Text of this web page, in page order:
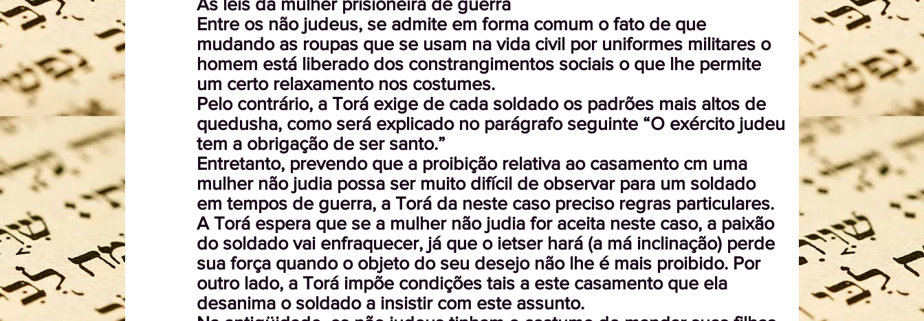
Entre os não judeus, se admite em forma comum o fato de que
mudando as roupas que se usam na vida civil por uniformes militares o
homem está liberado dos constrangimentos sociais o que lhe permite
um certo relaxamento nos costumes.
Pelo contrário, a Torá exige de cada soldado os padrões mais altos de
quedusha, como será explicado no parágrafo seguinte “O exército judeu
tem a obrigação de ser santo.”
Entretanto, prevendo que a proibição relativa ao casamento cm uma
mulher não judia possa ser muito difícil de observar para um soldado
em tempos de guerra, a Torá da neste caso preciso regras particulares.
A Torá espera que se a mulher não judia for aceita neste caso, a paixão
do soldado vai enfraquecer, já que o ietser hará (a má inclinação) perde
sua força quando o objeto do seu desejo não lhe é mais proibido. Por
outro lado, a Torá impõe condições tais a este casamento que ela
desanima o soldado a insistir com este assunto.